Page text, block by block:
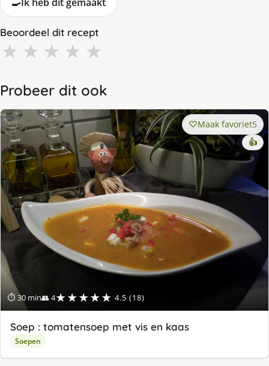
Beoordeel dit recept
★ ★ ★ ★ ★
Probeer dit ook
⏱ 30 min👥 4★★★★★ 4.5 (18)
Maak favoriet5
👍
Soep : tomatensoep met vis en kaas
Soepen